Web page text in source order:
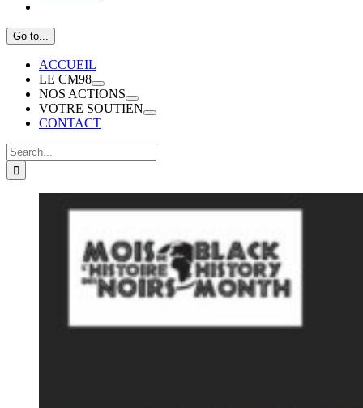
Go to...
ACCUEIL
LE CM98
NOS ACTIONS
VOTRE SOUTIEN
CONTACT
Search
for: